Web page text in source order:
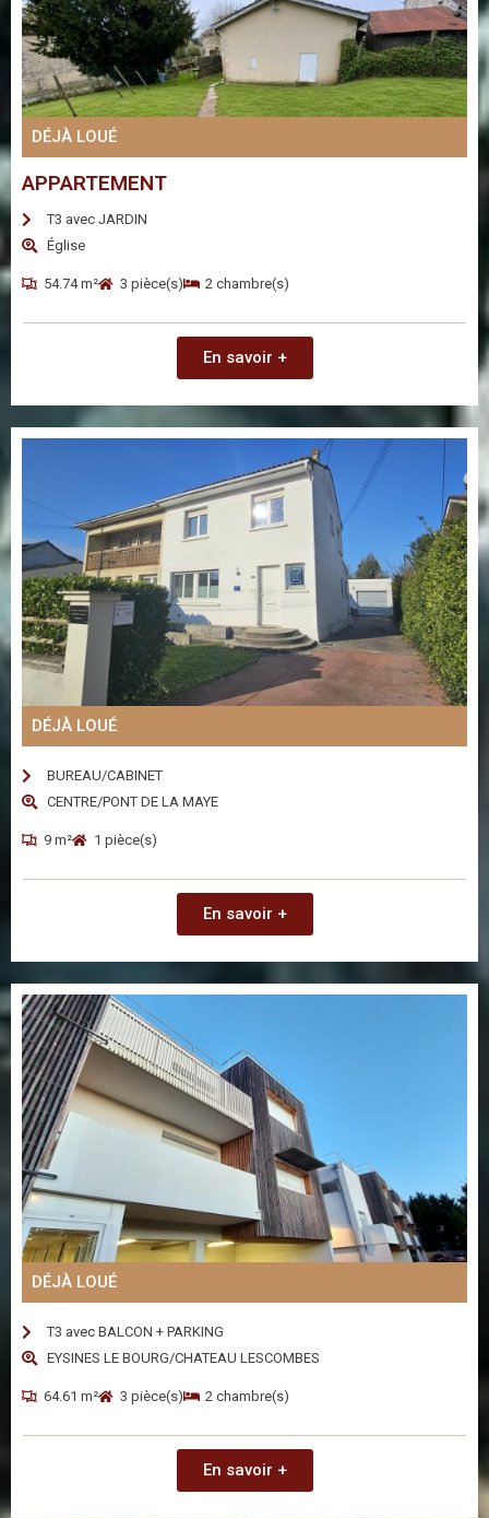
DÉJÀ LOUÉ
APPARTEMENT
T3 avec JARDIN
Église
54.74 m² 3 pièce(s) 2 chambre(s)
En savoir +
DÉJÀ LOUÉ
BUREAU/CABINET
CENTRE/PONT DE LA MAYE
9 m² 1 pièce(s)
En savoir +
DÉJÀ LOUÉ
T3 avec BALCON + PARKING
EYSINES LE BOURG/CHATEAU LESCOMBES
64.61 m² 3 pièce(s) 2 chambre(s)
En savoir +